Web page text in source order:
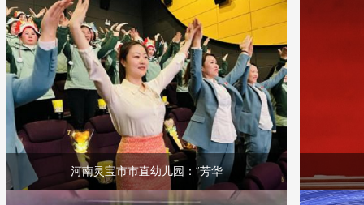
河南灵宝市市直幼儿园：“芳华